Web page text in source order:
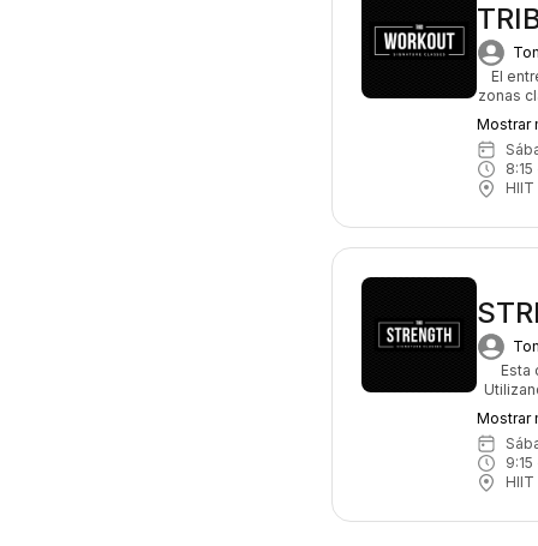
El
zonas
Mostrar
8:15
HIIT
Esta
se
Aquí,
Mostrar
9:15
HIIT